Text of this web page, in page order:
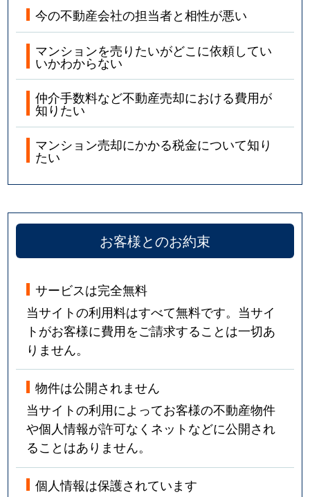
今の不動産会社の担当者と相性が悪い
マンションを売りたいがどこに依頼してい
いかわからない
仲介手数料など不動産売却における費用が
知りたい
マンション売却にかかる税金について知り
たい
お客様とのお約束
サービスは完全無料
当サイトの利用料はすべて無料です。当サイ
トがお客様に費用をご請求することは一切あ
りません。
物件は公開されません
当サイトの利用によってお客様の不動産物件
や個人情報が許可なくネットなどに公開され
ることはありません。
個人情報は保護されています